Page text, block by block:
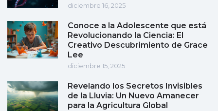
diciembre 16, 2025
Conoce a la Adolescente que está
Revolucionando la Ciencia: El
Creativo Descubrimiento de Grace
Lee
diciembre 15, 2025
Revelando los Secretos Invisibles
de la Lluvia: Un Nuevo Amanecer
para la Agricultura Global